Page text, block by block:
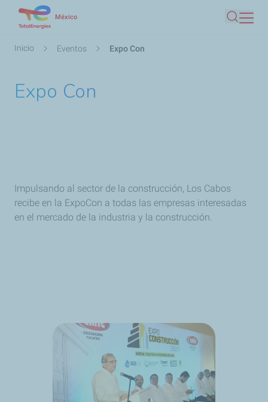
contenido
México
Buscar
Ruta
Inicio Eventos Expo Con
Expo Con
Impulsando al sector de la construcción, Los Cabos
recibe en la ExpoCon a todas las empresas interesadas
en el mercado de la industria y la construcción.